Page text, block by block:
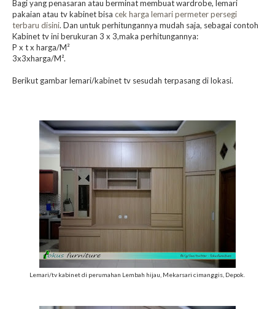
Bagi yang penasaran atau berminat membuat wardrobe, lemari
pakaian atau tv kabinet bisa cek harga lemari permeter persegi
terbaru disini. Dan untuk perhitungannya mudah saja, sebagai contoh
Kabinet tv ini berukuran 3 x 3,maka perhitungannya:
P x t x harga/M²
3x3xharga/M².
Berikut gambar lemari/kabinet tv sesudah terpasang di lokasi.
Lemari/tv kabinet di perumahan Lembah hijau, Mekarsari cimanggis, Depok.